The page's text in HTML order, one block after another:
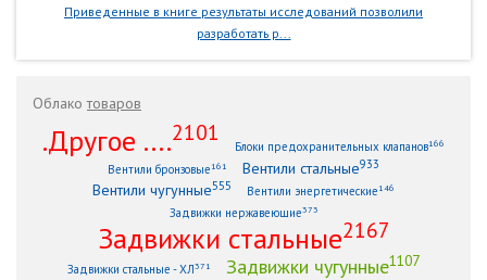
Приведенные в книге результаты исследований позволили
разработать р...
Облакотоваров
.Другое ....2101
Блоки предохранительных клапанов166
Вентили бронзовые161 Вентили стальные933
Вентили чугунные555 Вентили энергетические146
Задвижки нержавеющие373
Задвижки стальные2167
Задвижки стальные - ХЛ371 Задвижки чугунные1107